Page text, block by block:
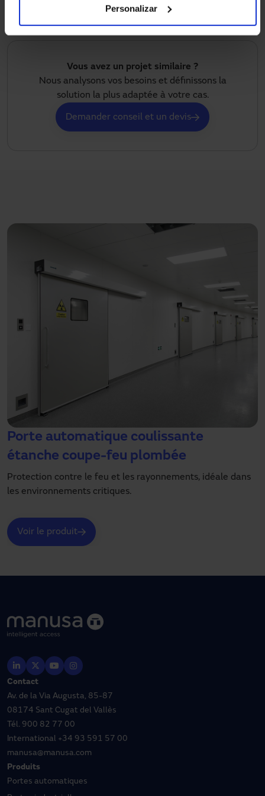
Personalizar
Vous avez un projet similaire ?
Nous analysons vos besoins et définissons la
solution la plus adaptée à votre cas.
Demander conseil et un devis
Porte automatique coulissante
étanche coupe-feu plombée
Protection contre le feu et les rayonnements, idéale dans
les environnements critiques.
Voir le produit
Contact
Av. de la Via Augusta, 85-87
08174 Sant Cugat del Vallès
Tél. 900 82 77 00
International +34 93 591 57 00
manusa@manusa.com
Produits
Portes automatiques